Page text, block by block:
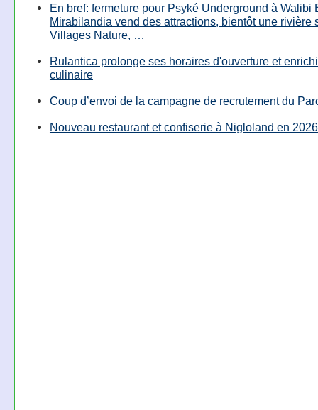
En bref: fermeture pour Psyké Underground à Walibi
Mirabilandia vend des attractions, bientôt une rivière
Villages Nature, …
Rulantica prolonge ses horaires d'ouverture et
culinaire
Coup d’envoi de la campagne de recrutement du
Nouveau restaurant et confiserie à Nigloland en 2026